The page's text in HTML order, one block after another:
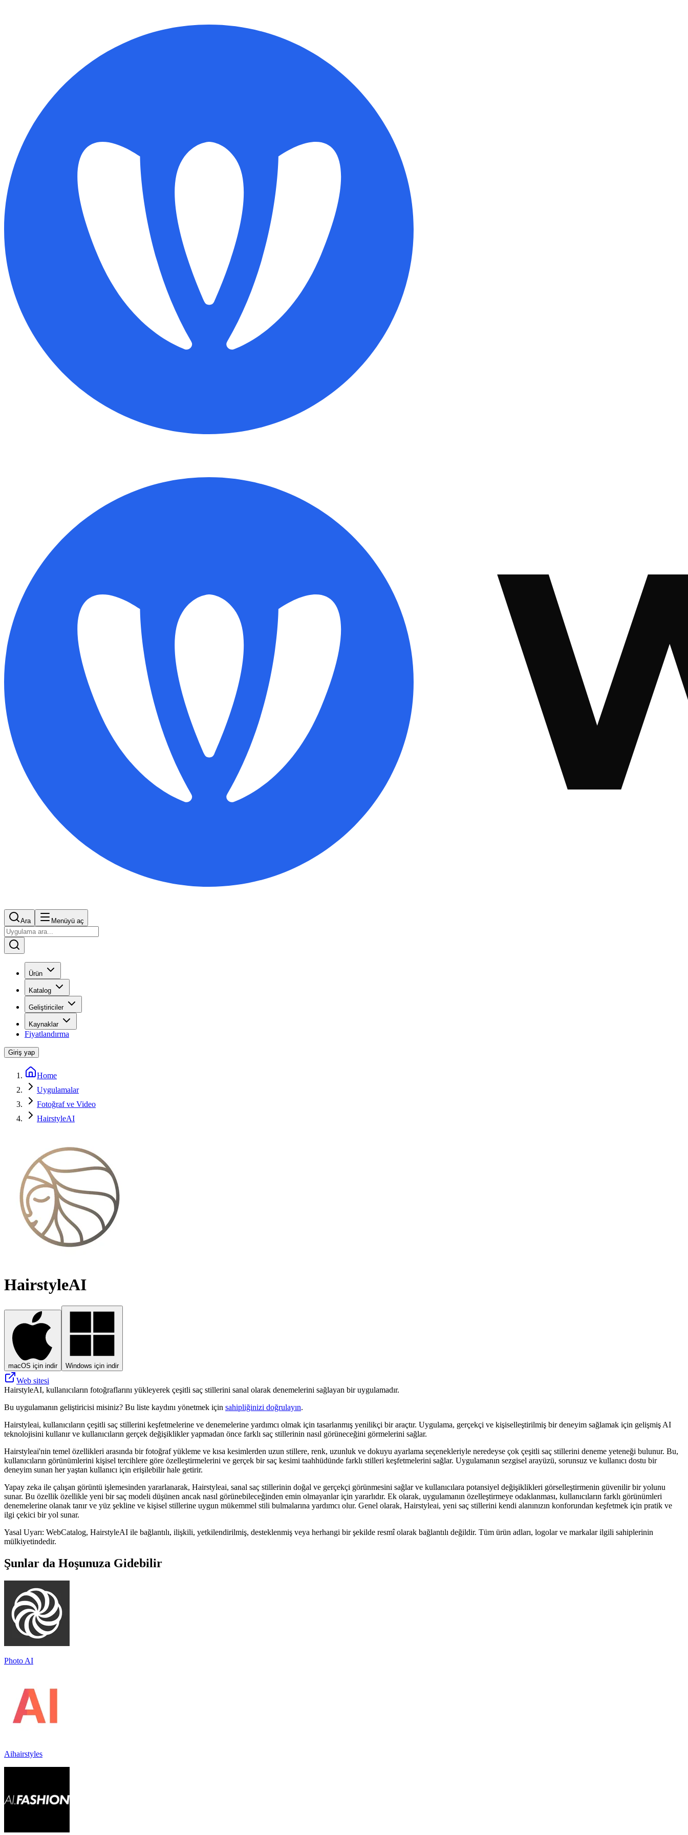
Ara Menüyü aç
Ürün
Katalog
Geliştiriciler
Kaynaklar
Fiyatlandırma
Giriş yap
Home
Uygulamalar
Fotoğraf ve Video
HairstyleAI
HairstyleAI
macOS için indir Windows için indir
Web sitesi
HairstyleAI, kullanıcıların fotoğraflarını yükleyerek çeşitli saç stillerini sanal olarak denemelerini sağlayan bir uygulamadır.
Bu uygulamanın geliştiricisi misiniz? Bu liste kaydını yönetmek için sahipliğinizi doğrulayın.
Hairstyleai, kullanıcıların çeşitli saç stillerini keşfetmelerine ve denemelerine yardımcı olmak için tasarlanmış yenilikçi bir araçtır. Uygulama, gerçekçi ve kişiselleştirilmiş bir deneyim sağlamak için gelişmiş AI
teknolojisini kullanır ve kullanıcıların gerçek değişiklikler yapmadan önce farklı saç stillerinin nasıl görüneceğini görmelerini sağlar.
Hairstyleai'nin temel özellikleri arasında bir fotoğraf yükleme ve kısa kesimlerden uzun stillere, renk, uzunluk ve dokuyu ayarlama seçenekleriyle neredeyse çok çeşitli saç stillerini deneme yeteneği bulunur. Bu,
kullanıcıların görünümlerini kişisel tercihlere göre özelleştirmelerini ve gerçek bir saç kesimi taahhüdünde farklı stilleri keşfetmelerini sağlar. Uygulamanın sezgisel arayüzü, sorunsuz ve kullanıcı dostu bir
deneyim sunan her yaştan kullanıcı için erişilebilir hale getirir.
Yapay zeka ile çalışan görüntü işlemesinden yararlanarak, Hairstyleai, sanal saç stillerinin doğal ve gerçekçi görünmesini sağlar ve kullanıcılara potansiyel değişiklikleri görselleştirmenin güvenilir bir yolunu
sunar. Bu özellik özellikle yeni bir saç modeli düşünen ancak nasıl görünebileceğinden emin olmayanlar için yararlıdır. Ek olarak, uygulamanın özelleştirmeye odaklanması, kullanıcıların farklı görünümleri
denemelerine olanak tanır ve yüz şekline ve kişisel stillerine uygun mükemmel stili bulmalarına yardımcı olur. Genel olarak, Hairstyleai, yeni saç stillerini kendi alanınızın konforundan keşfetmek için pratik ve
ilgi çekici bir yol sunar.
Yasal Uyarı: WebCatalog, HairstyleAI ile bağlantılı, ilişkili, yetkilendirilmiş, desteklenmiş veya herhangi bir şekilde resmî olarak bağlantılı değildir. Tüm ürün adları, logolar ve markalar ilgili sahiplerinin
mülkiyetindedir.
Şunlar da Hoşunuza Gidebilir
Photo AI
Aihairstyles